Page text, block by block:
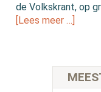
de Volkskrant, op
[Lees meer …]